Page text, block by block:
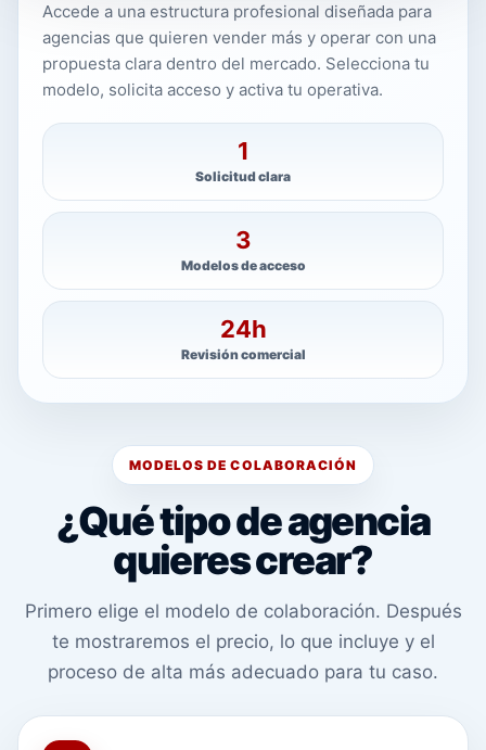
Accede a una estructura profesional diseñada para
agencias que quieren vender más y operar con una
propuesta clara dentro del mercado. Selecciona tu
modelo, solicita acceso y activa tu operativa.
1
Solicitud clara
3
Modelos de acceso
24h
Revisión comercial
MODELOS DE COLABORACIÓN
¿Qué tipo de agencia
quieres crear?
Primero elige el modelo de colaboración. Después
te mostraremos el precio, lo que incluye y el
proceso de alta más adecuado para tu caso.